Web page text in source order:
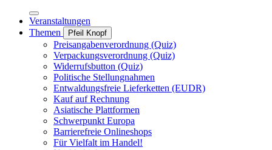
Veranstaltungen
Themen
Pfeil Knopf
Preisangabenverordnung (Quiz)
Verpackungsverordnung (Quiz)
Widerrufsbutton (Quiz)
Politische Stellungnahmen
Entwaldungsfreie Lieferketten (EUDR)
Kauf auf Rechnung
Asiatische Plattformen
Schwerpunkt Europa
Barrierefreie Onlineshops
Für Vielfalt im Handel!